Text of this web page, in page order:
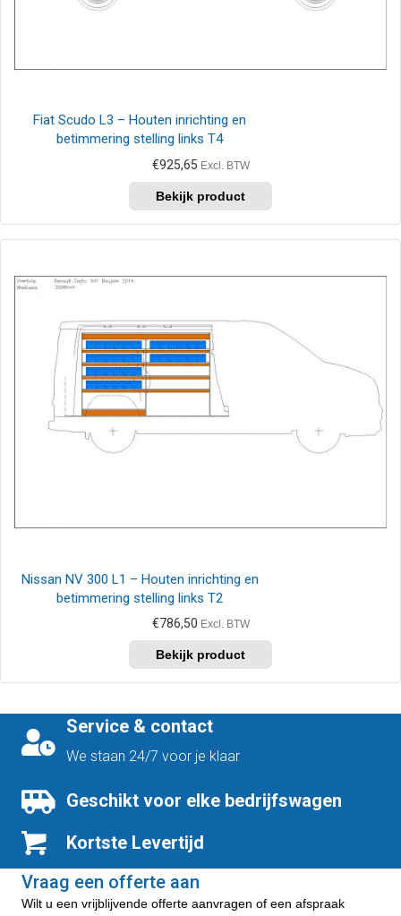
Fiat Scudo L3 – Houten inrichting en
betimmering stelling links T4
€925,65 Excl. BTW
Nissan NV 300 L1 – Houten inrichting en
betimmering stelling links T2
€786,50 Excl. BTW
Service & contact
We staan 24/7 voor je klaar
Geschikt voor elke bedrijfswagen
Kortste Levertijd
Vraag een offerte aan
Wilt u een vrijblijvende offerte aanvragen of een afspraak